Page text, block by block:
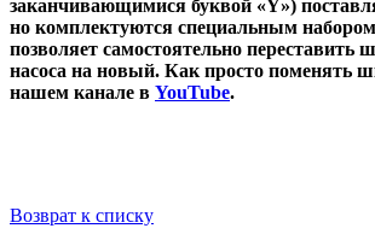
заканчивающимися буквой «Y»)
но комплектуются специальным
позволяет самостоятельно переставить
насоса на новый. Как просто поменять
нашем канале в YouTube.
Возврат к списку